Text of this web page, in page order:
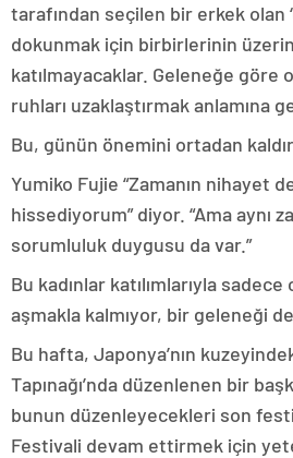
tarafından seçilen bir erkek olan
dokunmak için birbirlerinin
katılmayacaklar. Geleneğe göre
ruhları uzaklaştırmak anlamına
Bu, günün önemini ortadan
Yumiko Fujie “Zamanın nihayet
hissediyorum” diyor. “Ama aynı
sorumluluk duygusu da var.”
Bu kadınlar katılımlarıyla
aşmakla kalmıyor, bir geleneği
Bu hafta, Japonya’nın
Tapınağı’nda düzenlenen bir
bunun düzenleyecekleri son
Festivali devam ettirmek için